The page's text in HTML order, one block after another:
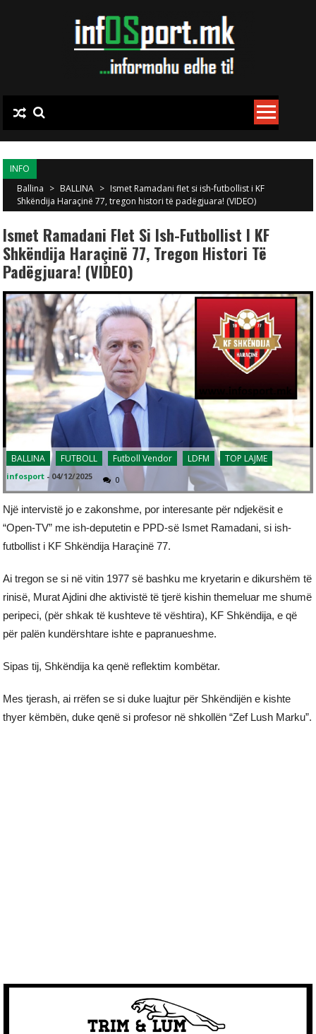
INFO
Ballina > BALLINA > Ismet Ramadani flet si ish-futbollist i KF
Shkëndija Haraçinë 77, tregon histori të padëgjuara! (VIDEO)
Ismet Ramadani Flet Si Ish-Futbollist I KF
Shkëndija Haraçinë 77, Tregon Histori Të
Padëgjuara! (VIDEO)
BALLINA FUTBOLL Futboll Vendor LDFM TOP LAJME
infosport - 04/12/2025 0
Një intervistë jo e zakonshme, por interesante për ndjekësit e
“Open-TV” me ish-deputetin e PPD-së Ismet Ramadani, si ish-
futbollist i KF Shkëndija Haraçinë 77.
Ai tregon se si në vitin 1977 së bashku me kryetarin e dikurshëm të
rinisë, Murat Ajdini dhe aktivistë të tjerë kishin themeluar me shumë
peripeci, (për shkak të kushteve të vështira), KF Shkëndija, e që
për palën kundërshtare ishte e papranueshme.
Sipas tij, Shkëndija ka qenë reflektim kombëtar.
Mes tjerash, ai rrëfen se si duke luajtur për Shkëndijën e kishte
thyer këmbën, duke qenë si profesor në shkollën “Zef Lush Marku”.